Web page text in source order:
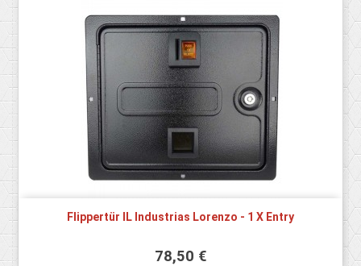
Flippertür IL Industrias Lorenzo - 1 X Entry
78,50 €